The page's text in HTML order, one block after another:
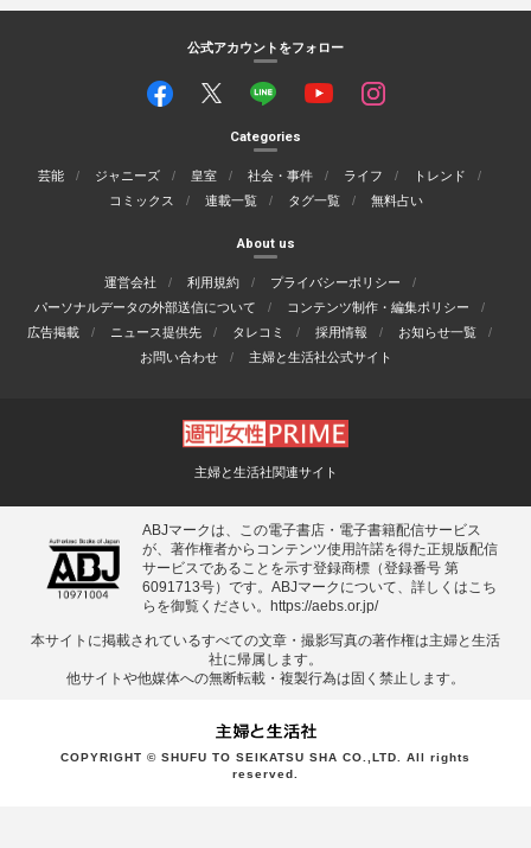
公式アカウントをフォロー
Categories
芸能 ジャニーズ 皇室 社会・事件 ライフ
トレンド
コミックス
連載一覧 タグ一覧 無料占い
About us
運営会社 利用規約
プライバシーポリシー
パーソナルデータの外部送信について
コンテンツ制作・編集ポリシー
広告掲載
ニュース提供先 タレコミ 採用情報
お知らせ一覧
お問い合わせ
主婦と生活社公式サイト
主婦と生活社関連サイト
ABJマークは、この電子書店・電子書籍配信サービス
が、著作権者からコンテンツ使用許諾を得た正規版配信
サービスであることを示す登録商標（登録番号 第
6091713号）です。ABJマークについて、詳しくはこち
らを御覧ください。
https://aebs.or.jp/
本サイトに掲載されているすべての⽂章・撮影写真の著作権は主婦と⽣活
社に帰属します。
他サイトや他媒体への無断転載・複製⾏為は固く禁⽌します。
COPYRIGHT © SHUFU TO SEIKATSU SHA CO.,LTD. All rights
reserved.